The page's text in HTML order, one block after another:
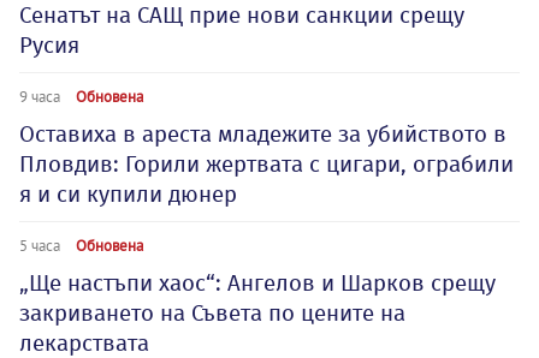
Сенатът на САЩ прие нови санкции срещу
Русия
9 часа Обновена
Оставиха в ареста младежите за убийството в
Пловдив: Горили жертвата с цигари, ограбили
я и си купили дюнер
5 часа Обновена
„Ще настъпи хаос“: Ангелов и Шарков срещу
закриването на Съвета по цените на
лекарствата